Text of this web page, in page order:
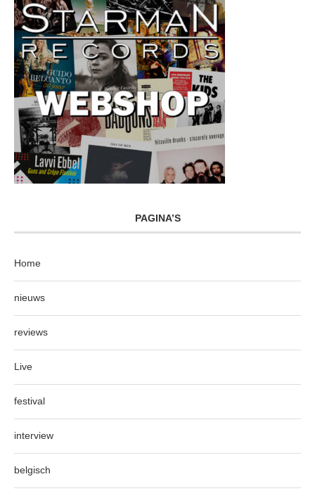
PAGINA’S
Home
nieuws
reviews
Live
festival
interview
belgisch